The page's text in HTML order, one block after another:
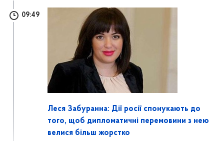
09:49
Леся Забуранна: Дії росії спонукають до
того, щоб дипломатичні перемовини з нею
велися більш жорстко